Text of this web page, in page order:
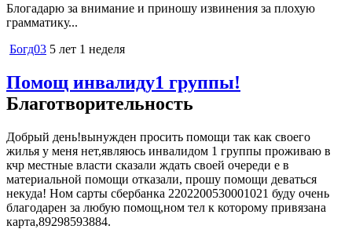
Блогадарю за внимание и приношу извинения за плохую
грамматику...
Богд03 5 лет 1 неделя
Помощ инвалиду1 группы!
Благотворительность
Добрый день!вынужден просить помощи так как своего
жилья у меня нет,являюсь инвалидом 1 группы проживаю в
кчр местные власти сказали ждать своей очереди е в
материальной помощи отказали, прошу помощи деваться
некуда! Ном сарты сбербанка 2202200530001021 буду очень
благодарен за любую помощ,ном тел к которому привязана
карта,89298593884.